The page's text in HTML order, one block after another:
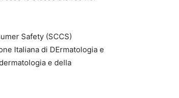
Safety (SCCS)
Italiana di DErmatologia e
e della